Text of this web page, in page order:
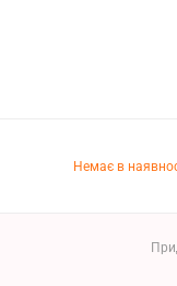
Немає в